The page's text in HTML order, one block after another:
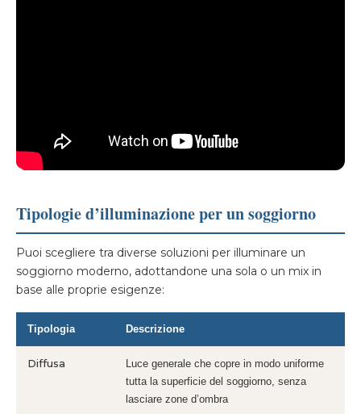
Tipologie d’illuminazione per un soggiorno
Puoi scegliere tra diverse soluzioni per illuminare un
soggiorno moderno, adottandone una sola o un mix in
base alle proprie esigenze:
Tipologia Descrizione
Diffusa
Luce generale che copre in modo uniforme
tutta la superficie del soggiorno, senza
lasciare zone d’ombra